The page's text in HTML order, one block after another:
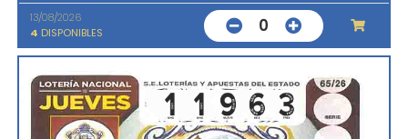
13/08/2026
4 DISPONIBLES 0